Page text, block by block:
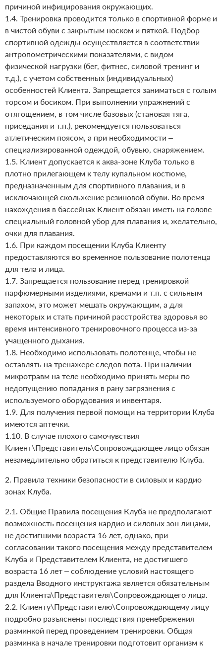
причиной инфицирования окружающих.
1.4. Тренировка проводится только в спортивной форме и
в чистой обуви с закрытым носком и пяткой. Подбор
спортивной одежды осуществляется в соответствии
антропометрическими показателями, с видом
физической нагрузки (бег, фитнес, силовой тренинг и
т.д.), с учетом собственных (индивидуальных)
особенностей Клиента. Запрещается заниматься с голым
торсом и босиком. При выполнении упражнений с
отягощением, в том числе базовых (становая тяга,
приседания и т.п.), рекомендуется пользоваться
атлетическим поясом, а при необходимости –
специализированной одеждой, обувью, снаряжением.
1.5. Клиент допускается к аква-зоне Клуба только в
плотно прилегающем к телу купальном костюме,
предназначенным для спортивного плавания, и в
исключающей скольжение резиновой обуви. Во время
нахождения в бассейнах Клиент обязан иметь на голове
специальный головной убор для плавания и, желательно,
очки для плавания.
1.6. При каждом посещении Клуба Клиенту
предоставляются во временное пользование полотенца
для тела и лица.
1.7. Запрещается пользование перед тренировкой
парфюмерными изделиями, кремами и т.п. с сильным
запахом, это может мешать окружающим, а для
некоторых и стать причиной расстройства здоровья во
время интенсивного тренировочного процесса из-за
учащенного дыхания.
1.8. Необходимо использовать полотенце, чтобы не
оставлять на тренажере следов пота. При наличии
микротравм на теле необходимо принять меры по
недопущению попадания в рану загрязнения с
используемого оборудования и инвентаря.
1.9. Для получения первой помощи на территории Клуба
имеются аптечки.
1.10. В случае плохого самочувствия
Клиент\Представитель\Сопровождающее лицо обязан
незамедлительно обратиться к представителю Клуба.
2. Правила техники безопасности в силовых и кардио
зонах Клуба.
2.1. Общие Правила посещения Клуба не предполагают
возможность посещения кардио и силовых зон лицами,
не достигшими возраста 16 лет, однако, при
согласовании такого посещения между представителем
Клуба и Представителем Клиента, не достигшего
возраста 16 лет – соблюдение условий настоящего
раздела Вводного инструктажа является обязательным
для Клиента\Представителя\Сопровождающего лица.
2.2. Клиенту\Представителю\Сопровождающему лицу
подробно разъяснены последствия пренебрежения
разминкой перед проведением тренировки. Общая
разминка в начале тренировки подготовит организм к